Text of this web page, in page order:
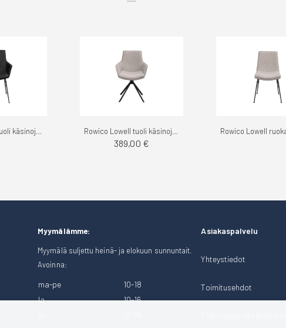
389,00 €
Myymälämme:
Myymälä suljettu heinä- ja elokuun sunnuntait.
Avoinna:
ma-pe
10-18
la
10-16
Asiakaspalvelu
Yhteystiedot
Toimitusehdot